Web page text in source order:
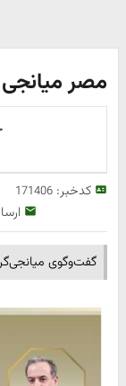
مصر
کدخبر:171406
گفت‌وگوی